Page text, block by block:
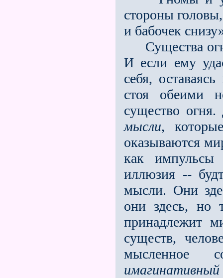
стороны
и бабочек
Существа
И если ему
себя,
стоя обеими
существо
мысли,
оказываются
как импульсы
иллюзия --
мысли. Они
они здесь, но
принадлежит
существ,
мысленное
имагинативный